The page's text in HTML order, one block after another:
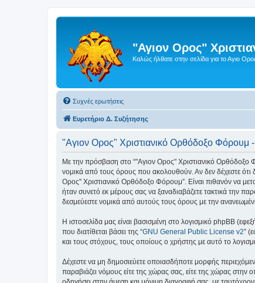
"Αγιον Ορος"
Καλώς ήλθατε στην σελίδα για το Αγιο
Συχνές ερωτήσεις
Ευρετήριο Δ. Συζήτησης
"Αγιον Ορος" Χριστιανικό Ορθόδοξο Φόρουμ
Με την πρόσβαση στο “"Αγιον Ορος" Χριστιανικό Ορθόδοξο
νομικά από τους όρους που ακολουθούν. Αν δεν δέχεστε
Ορος" Χριστιανικό Ορθόδοξο Φόρουμ”. Είναι πιθανόν να
ήταν συνετό εκ μέρους σας να ξαναδιαβάζετε τακτικά την
δεσμεύεστε νομικά από αυτούς τους όρους με την
Η ιστοσελίδα μας είναι βασισμένη στο λογισμικό phpBB
που διατίθεται βάσει της “GNU General Public License v2”
και τους στόχους, τους οποίους ο χρήστης με αυτό το
Δέχεστε να μη δημοσιεύετε οποιασδήποτε μορφής
παραβιάζει νόμους είτε της χώρας σας, είτε της χώρας στην